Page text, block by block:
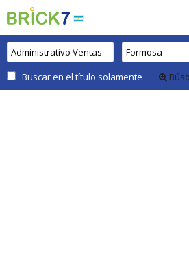
Buscar en el título solamente